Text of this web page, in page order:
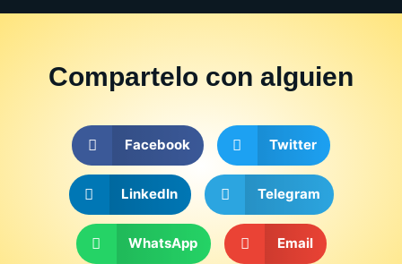
Compartelo con alguien
Facebook Twitter
LinkedIn Telegram
WhatsApp Email